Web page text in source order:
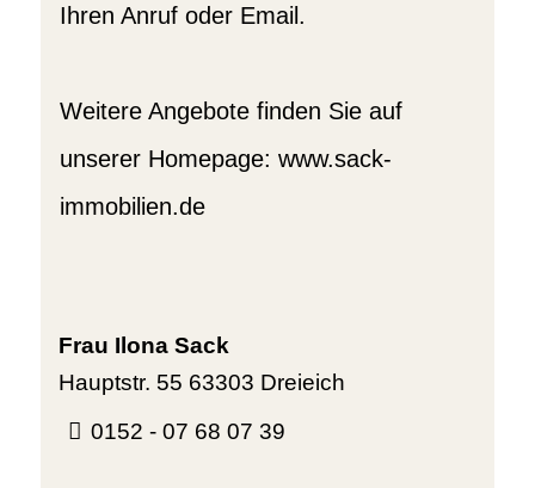
Ihren Anruf oder Email.
Weitere Angebote finden Sie auf
unserer Homepage: www.sack-
immobilien.de
Frau Ilona Sack
Hauptstr. 55 63303 Dreieich
0152 - 07 68 07 39